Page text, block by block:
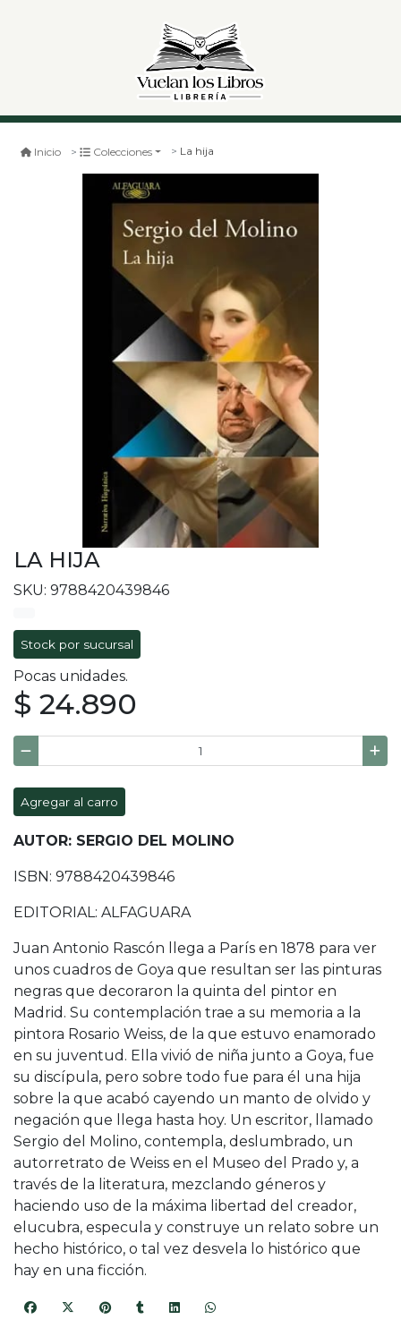
Inicio Colecciones La hija
LA HIJA
SKU: 9788420439846
Stock por sucursal
Pocas unidades.
$ 24.890
Agregar al carro
AUTOR: SERGIO DEL MOLINO
ISBN: 9788420439846
EDITORIAL: ALFAGUARA
Juan Antonio Rascón llega a París en 1878 para ver
unos cuadros de Goya que resultan ser las pinturas
negras que decoraron la quinta del pintor en
Madrid. Su contemplación trae a su memoria a la
pintora Rosario Weiss, de la que estuvo enamorado
en su juventud. Ella vivió de niña junto a Goya, fue
su discípula, pero sobre todo fue para él una hija
sobre la que acabó cayendo un manto de olvido y
negación que llega hasta hoy. Un escritor, llamado
Sergio del Molino, contempla, deslumbrado, un
autorretrato de Weiss en el Museo del Prado y, a
través de la literatura, mezclando géneros y
haciendo uso de la máxima libertad del creador,
elucubra, especula y construye un relato sobre un
hecho histórico, o tal vez desvela lo histórico que
hay en una ficción.